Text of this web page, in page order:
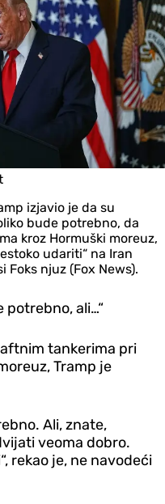
izjavio je da su
bude potrebno, da
kroz Hormuški moreuz,
udariti“ na Iran
njuz (Fox News).
potrebno, ali…“
tankerima pri
Tramp je
Ali, znate,
veoma dobro.
rekao je, ne navodeći